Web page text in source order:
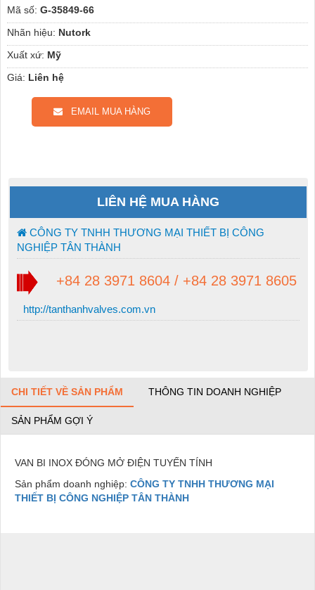
Mã số: G-35849-66
Nhãn hiệu: Nutork
Xuất xứ: Mỹ
Giá: Liên hệ
EMAIL MUA HÀNG
LIÊN HỆ MUA HÀNG
CÔNG TY TNHH THƯƠNG MẠI THIẾT BỊ CÔNG
NGHIỆP TÂN THÀNH
+84 28 3971 8604 / +84 28 3971 8605
http://tanthanhvalves.com.vn
CHI TIẾT VỀ SẢN PHẨM THÔNG TIN DOANH NGHIỆP
SẢN PHẨM GỢI Ý
VAN BI INOX ĐÓNG MỞ ĐIỆN TUYẾN TÍNH
Sản phẩm doanh nghiệp: CÔNG TY TNHH THƯƠNG MẠI
THIẾT BỊ CÔNG NGHIỆP TÂN THÀNH